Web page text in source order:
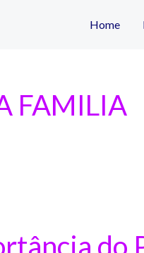
Home
FAMILIA